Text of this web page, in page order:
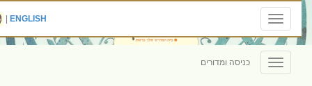
Toggle
navigation
ENGLISH
|
Toggle
navigation
כניסה ומדורים